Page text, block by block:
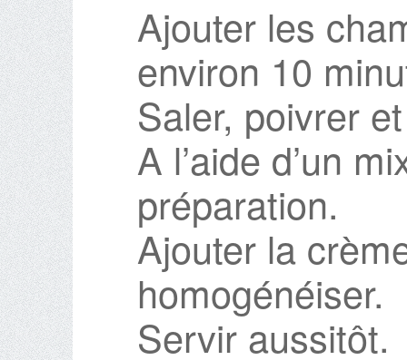
Ajouter les
environ 10
Saler, poivrer
A l’aide d’un
préparation.
Ajouter la
homogénéiser.
Servir aussitôt.